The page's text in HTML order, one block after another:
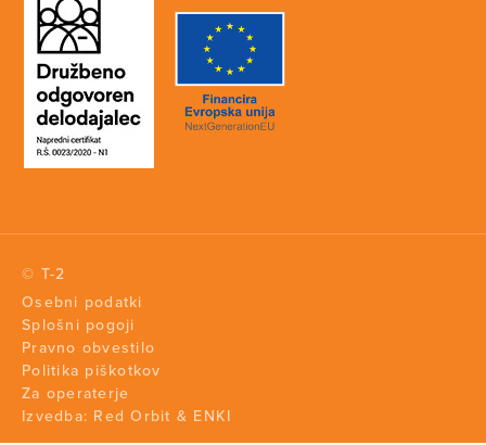
© T-2
Osebni podatki
Splošni pogoji
Pravno obvestilo
Politika piškotkov
Za operaterje
Izvedba: Red Orbit & ENKI